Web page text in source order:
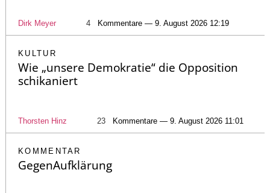
Dirk Meyer 4 Kommentare — 9. August 2026 12:19
KULTUR
Wie „unsere Demokratie“ die Opposition
schikaniert
Thorsten Hinz 23 Kommentare — 9. August 2026 11:01
KOMMENTAR
GegenAufklärung